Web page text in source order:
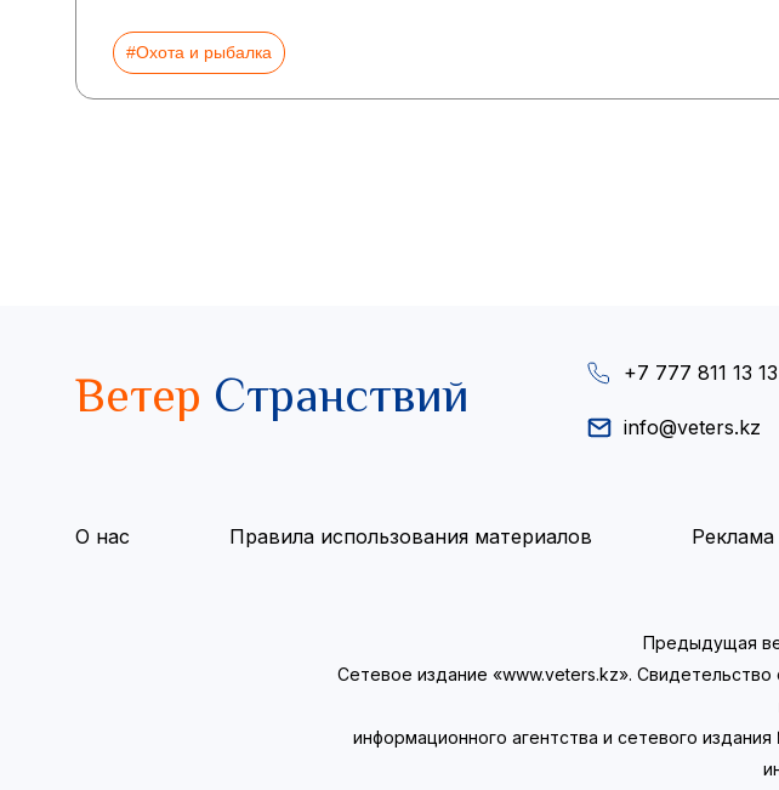
#Охота и рыбалка
Ветер Странствий +7 777 811 13 13
info@veters.kz
О нас Правила использования материалов Реклама
Предыдущая
Сетевое издание «www.veters.kz».
информационного агентства и сетевого